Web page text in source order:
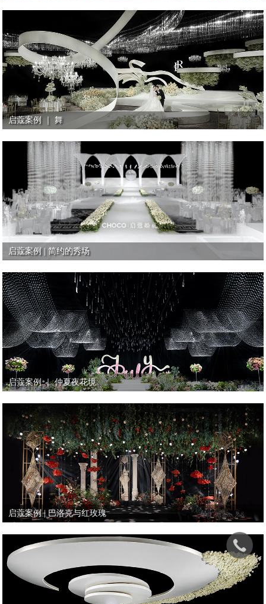
启蔻案例 ｜ 舞
启蔻案例 | 简约的秀场
启蔻案例 ｜ 仲夏夜花境
启蔻案例 | 巴洛克与红玫瑰